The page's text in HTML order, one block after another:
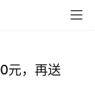
元，再送